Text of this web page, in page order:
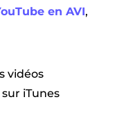
en AVI,
vidéos
iTunes